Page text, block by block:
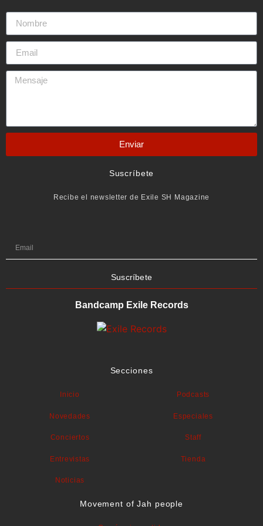
Enviar
Suscríbete
Recibe el newsletter de Exile SH Magazine
Suscríbete
Bandcamp Exile Records
Secciones
Inicio
Novedades
Conciertos
Entrevistas
Noticias
Podcasts
Especiales
Staff
Tienda
Movement of Jah people